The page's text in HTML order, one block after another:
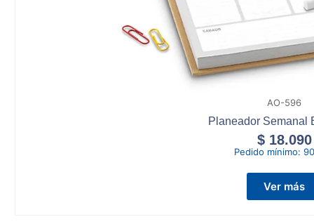
AO-596
Planeador Semanal
$18.090
Pedido mínimo:
Ver más